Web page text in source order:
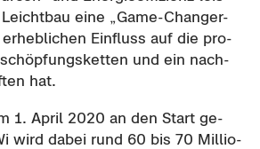
eine „Game-​Changer-
er­heb­li­chen Ein­fluss auf die pro­
und ein nach­
hat.
1. April 2020 an den Start ge­
wird dabei rund 60 bis 70 Mil­lio­